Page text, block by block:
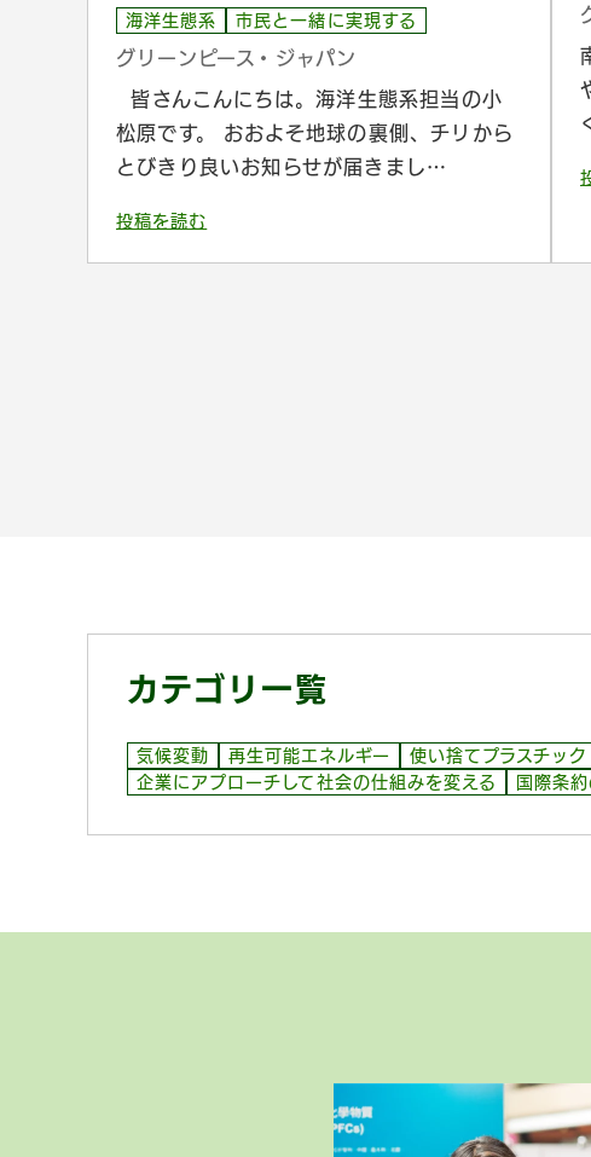
海洋生態系 市民と一緒に実現する
グリーンピース・ジャパン
皆さんこんにちは。海洋生態系担当の小
松原です。 おおよそ地球の裏側、チリから
とびきり良いお知らせが届きまし…
投稿を読む
カテゴリ一覧
気候変動 再生可能エネルギー 使い捨てプラスチック
企業にアプローチして社会の仕組みを変える
国際条